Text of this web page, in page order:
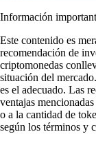
Información
Este contenido es
recomendación de
criptomonedas
situación del
es el adecuado. Las
ventajas
o a la cantidad de
según los términos y